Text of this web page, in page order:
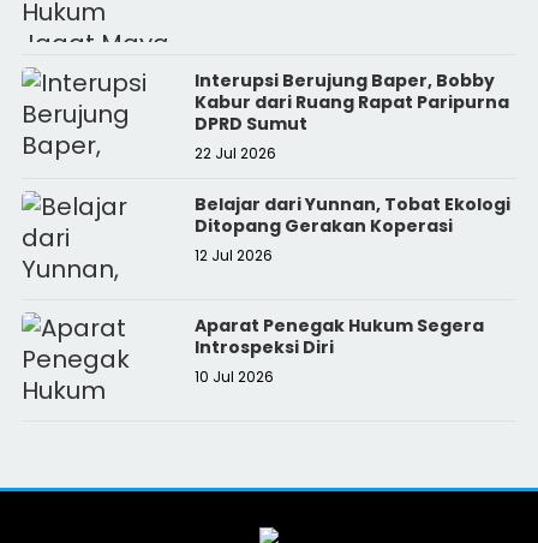
Interupsi Berujung Baper, Bobby
Kabur dari Ruang Rapat Paripurna
DPRD Sumut
22 Jul 2026
Belajar dari Yunnan, Tobat Ekologi
Ditopang Gerakan Koperasi
12 Jul 2026
Aparat Penegak Hukum Segera
Introspeksi Diri
10 Jul 2026